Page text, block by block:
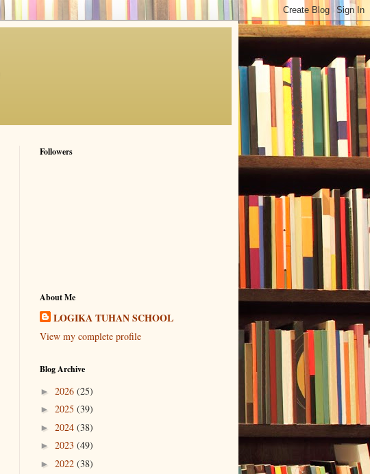
Followers
About Me
LOGIKA TUHAN SCHOOL
View my complete profile
Blog Archive
► 2026 (25)
► 2025 (39)
► 2024 (38)
► 2023 (49)
► 2022 (38)